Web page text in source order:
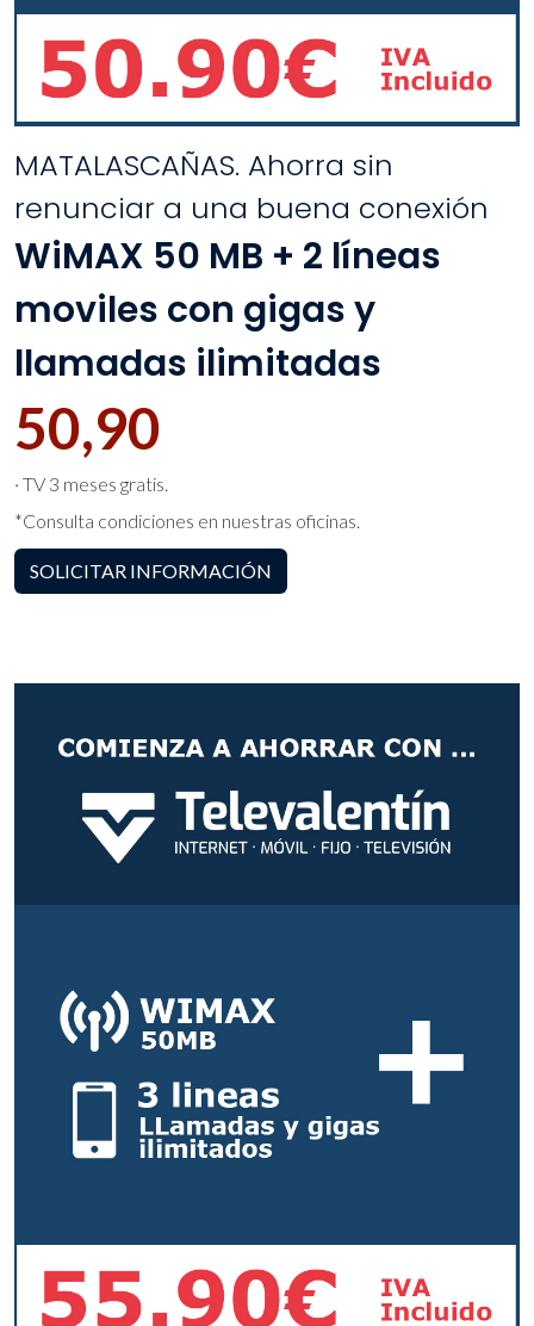
MATALASCAÑAS. Ahorra sin
renunciar a una buena conexión
WiMAX 50 MB + 2 líneas
moviles con gigas y
llamadas ilimitadas
50,90
· TV 3 meses gratis.
*Consulta condiciones en nuestras oficinas.
SOLICITAR INFORMACIÓN